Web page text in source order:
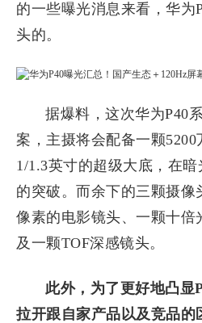
的一些曝光消息来看，华为
头的。
据爆料，这次华为P40
案，主摄将会配备一颗
1/1.3英寸的超级大底，在
的突破。而余下的三颗摄像
像素的电影镜头、一颗十倍
及一颗TOF深感镜头。
此外，为了更好地凸显
拉开跟自家产品以及竞品的